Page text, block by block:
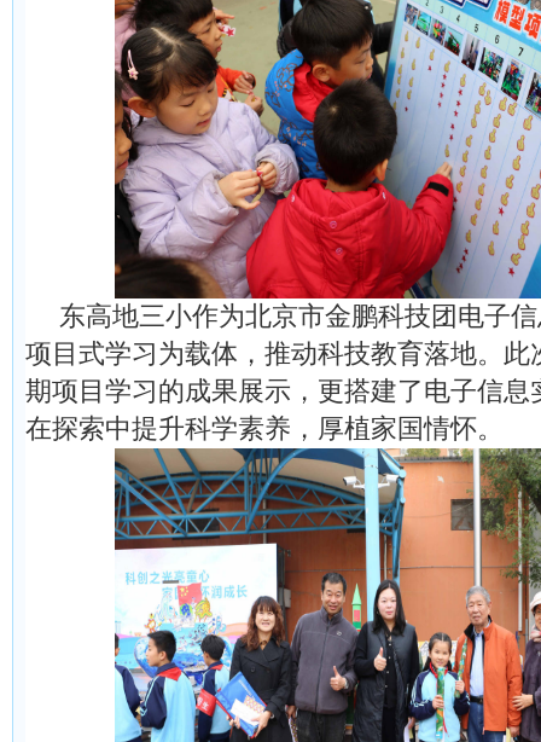
东高地三小作为北京市金鹏科技团电子
项目式学习为载体，推动科技教育落地。此
期项目学习的成果展示，更搭建了电子信息
在探索中提升科学素养，厚植家国情怀。